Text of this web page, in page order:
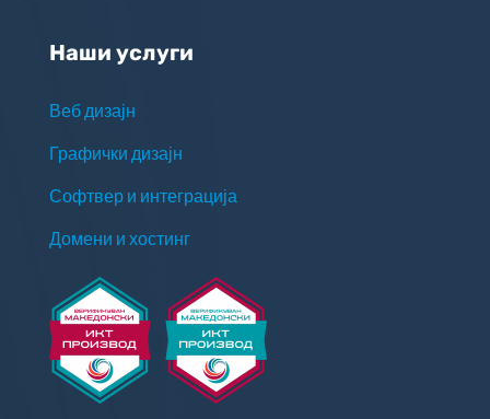
Наши услуги
Веб дизајн
Графички дизајн
Софтвер и интеграција
Домени и хостинг